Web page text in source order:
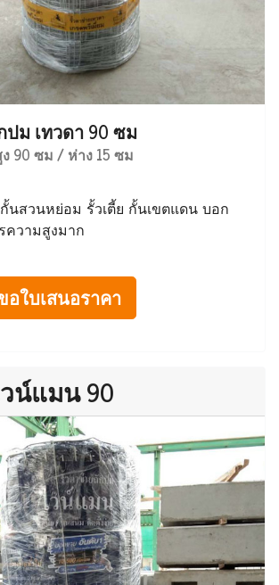
ม เทวดา 90 ซม
90 ซม / ห่าง 15 ซม
นสวนหย่อม รั้วเตี้ย กั้นเขตแดน บอก
ความสูงมาก
ใบเสนอราคา
น์แมน 90